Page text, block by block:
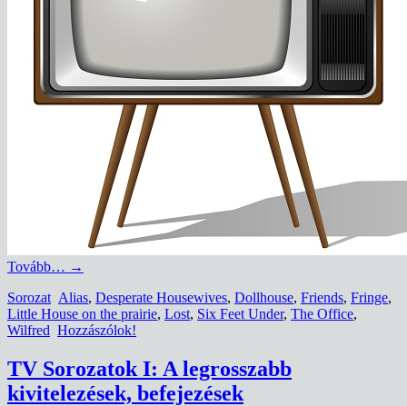
Tovább… →
Sorozat Alias, Desperate Housewives, Dollhouse, Friends, Fringe,
Little House on the prairie, Lost, Six Feet Under, The Office,
Wilfred Hozzászólok!
TV Sorozatok I: A legrosszabb
kivitelezések, befejezések